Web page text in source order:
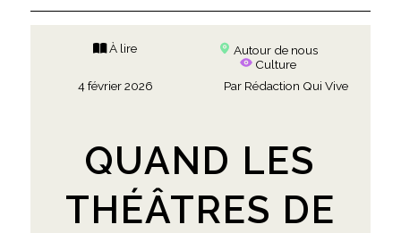
À lire
Autour de nous
Culture
4 février 2026
Par Rédaction Qui Vive
QUAND LES
THÉÂTRES DE